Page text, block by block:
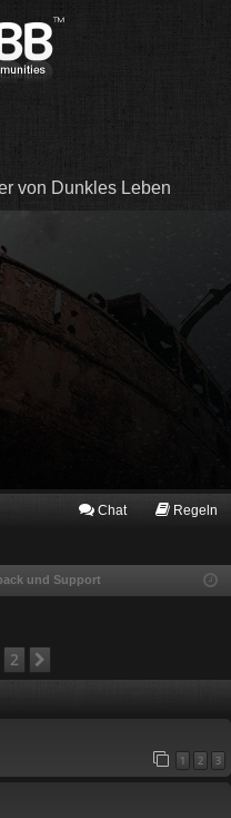
von Dunkles Leben
Chat Regeln
und Support
2
1 2 3